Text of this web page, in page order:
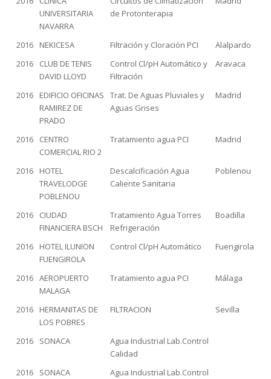
UNIVERSITARIA
NAVARRA
de Protonterapia
2016 NEKICESA Filtración y Cloración PCI
Alalpardo
2016
CLUB DE TENIS
DAVID LLOYD
Control Cl/pH Automático y
Filtración
Aravaca
2016
EDIFICIO OFICINAS
RAMIREZ DE
PRADO
Trat. De Aguas Pluviales y
Aguas Grises
Madrid
2016
CENTRO
COMERCIAL RIO 2
Tratamiento agua PCI Madrid
2016
HOTEL
TRAVELODGE
POBLENOU
Descalcificación Agua
Caliente Sanitaria
Poblenou
2016
CIUDAD
FINANCIERA BSCH
Tratamiento Agua Torres
Refrigeración
Boadilla
2016
HOTEL ILUNION
FUENGIROLA
Control Cl/pH Automático Fuengirola
2016 AEROPUERTO
MALAGA
Tratamiento agua PCI Málaga
2016
HERMANITAS DE
LOS POBRES
FILTRACION Sevilla
2016 SONACA
Agua Industrial Lab.Control
Calidad
2016
SONACA
Agua Industrial Lab.Control